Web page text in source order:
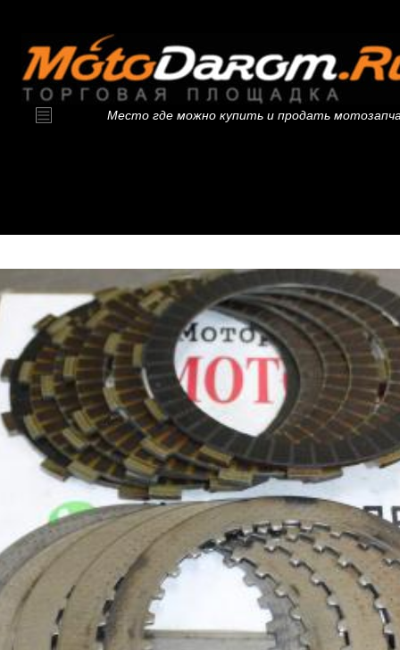
Место где можно купить и продать